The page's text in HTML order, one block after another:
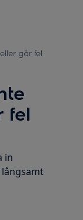
går fel
fel
in